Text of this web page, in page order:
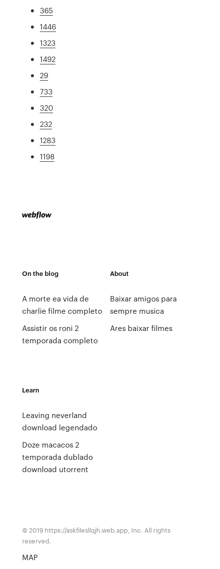
365
1446
1323
1492
29
733
320
232
1283
1198
On the blog
A morte ea vida de
charlie filme completo
Assistir os roni 2
temporada completo
About
Baixar amigos para
sempre musica
Ares baixar filmes
Learn
Leaving neverland
download legendado
Doze macacos 2
temporada dublado
download utorrent
© 2019 https://askfilesllqjh.web.app, Inc. All rights
reserved.
MAP